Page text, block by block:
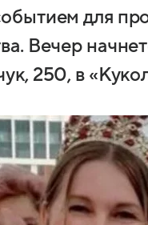
для
Вечер
250, в